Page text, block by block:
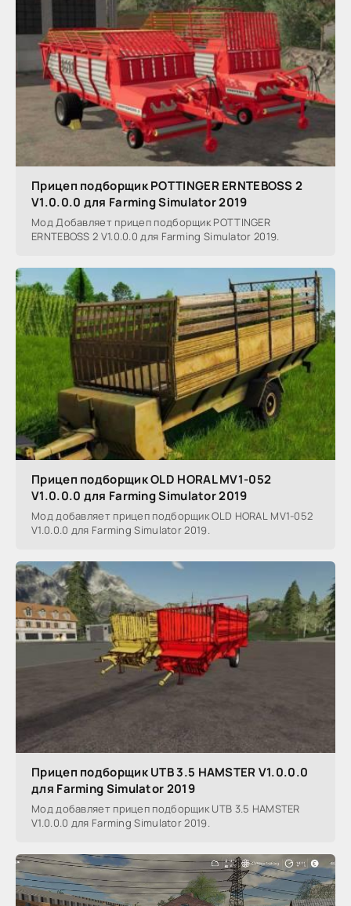
Прицеп подборщик POTTINGER ERNTEBOSS 2
V1.0.0.0 для Farming Simulator 2019
Мод Добавляет прицеп подборщик POTTINGER
ERNTEBOSS 2 V1.0.0.0 для Farming Simulator 2019.
Прицеп подборщик OLD HORAL MV1-052
V1.0.0.0 для Farming Simulator 2019
Мод добавляет прицеп подборщик OLD HORAL MV1-052
V1.0.0.0 для Farming Simulator 2019.
Прицеп подборщик UTB 3.5 HAMSTER V1.0.0.0
для Farming Simulator 2019
Мод добавляет прицеп подборщик UTB 3.5 HAMSTER
V1.0.0.0 для Farming Simulator 2019.